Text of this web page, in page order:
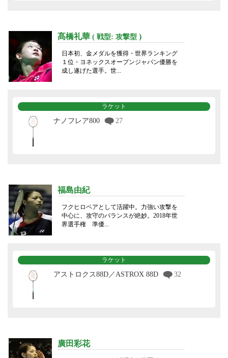
髙橋礼華 ( 戦型: 攻撃型 )
日本初、金メダルを獲得・世界ランキング
１位・ヨネックスオープンジャパン優勝を
成し遂げた選手。世...
ラケット
ナノフレア800 27
福島由紀
フクヒロペアとして活躍中。力強い攻撃を
中心に、攻守のバランスが絶妙。2018年世
界選手権 準優...
ラケット
アストロクス88D／ASTROX 88D 32
廣田彩花